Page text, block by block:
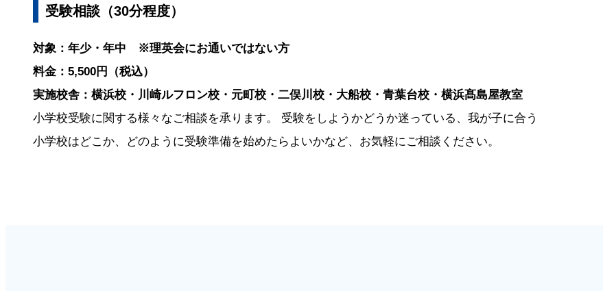
受験相談（30分程度）
対象：年少・年中 ※理英会にお通いではない方
料金：5,500円（税込）
実施校舎：横浜校・川崎ルフロン校・元町校・二俣川校・大船校・青葉台校・横浜髙島屋教室
小学校受験に関する様々なご相談を承ります。 受験をしようかどうか迷っている、我が子に合う
小学校はどこか、どのように受験準備を始めたらよいかなど、お気軽にご相談ください。